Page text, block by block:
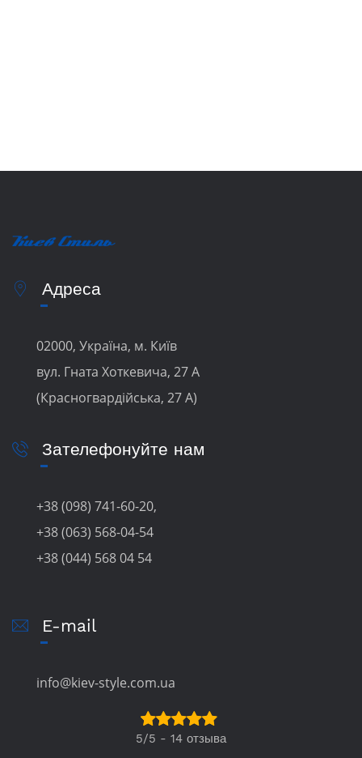
Адреса
02000, Україна, м. Київ
вул. Гната Хоткевича, 27 А
(Красногвардійська, 27 А)
Зателефонуйте нам
+38 (098) 741-60-20,
+38 (063) 568-04-54
+38 (044) 568 04 54
E-mail
info@kiev-style.com.ua
5/5 - 14 отзыва